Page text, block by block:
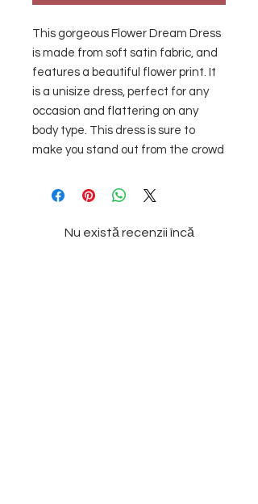
This gorgeous Flower Dream Dress
is made from soft satin fabric, and
features a beautiful flower print. It
is a unisize dress, perfect for any
occasion and flattering on any
body type. This dress is sure to
make you stand out from the crowd
Nu există recenzii încă